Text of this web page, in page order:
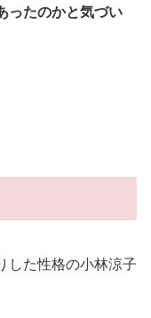
ったのかと気づい
した性格の小林涼子